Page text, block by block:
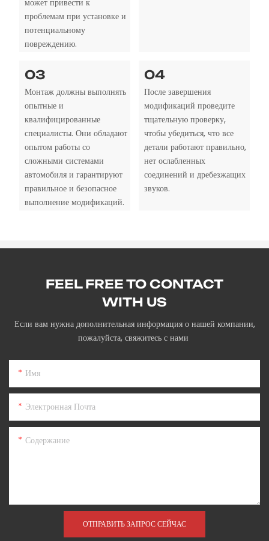
может привести к
проблемам при установке и
потенциальному
повреждению.
03
Монтаж должны выполнять
опытные и
квалифицированные
специалисты. Они обладают
опытом работы со
сложными системами
автомобиля и гарантируют
правильное и безопасное
выполнение модификаций.
04
После завершения
модификаций проведите
тщательную проверку,
чтобы убедиться, что все
детали работают правильно,
нет ослабленных
соединений и дребезжащих
звуков.
FEEL FREE TO CONTACT
WITH US
Если вам нужна дополнительная информация о нашей компании,
пожалуйста, свяжитесь с нами
Имя
Электронная Почта
Содержание
ОТПРАВИТЬ ЗАПРОС СЕЙЧАС